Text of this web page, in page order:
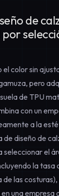
de
el color sin
pero
de TPU
con un
a la
diseño de
el
la tasa
las
una empresa